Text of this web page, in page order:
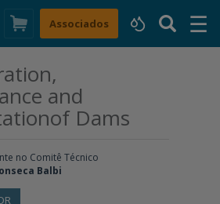
Associados ☰
×
and
Dams
no Comitê Técnico
Balbi